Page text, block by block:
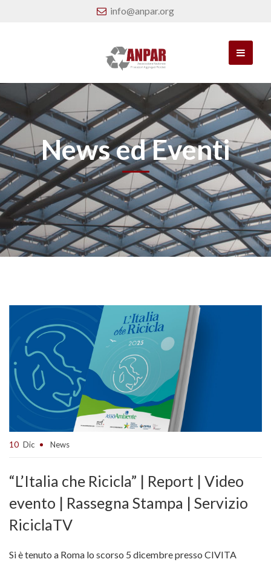
info@anpar.org
News ed Eventi
10 Dic News
“L’Italia che Ricicla” | Report | Video
evento | Rassegna Stampa | Servizio
RiciclaTV
Si è tenuto a Roma lo scorso 5 dicembre presso CIVITA